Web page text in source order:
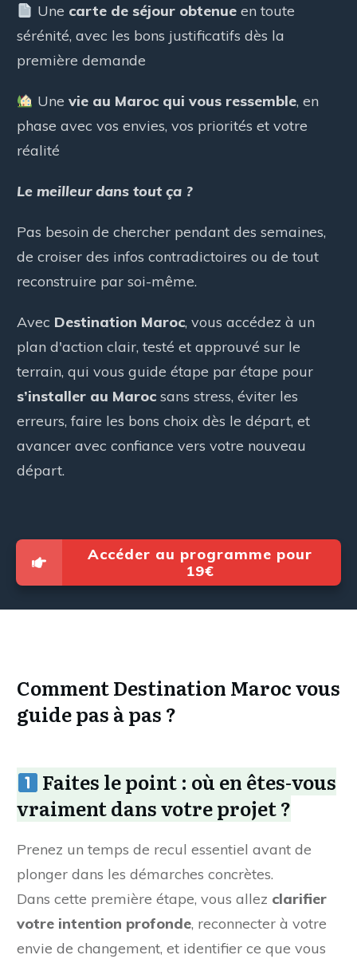
Une carte de séjour obtenueen toute
sérénité, avec les bons justificatifs dès la
première demande
Une vie au Maroc qui vous ressemble, en
phase avec vos envies, vos priorités et votre
réalité
Le meilleur dans tout ça ?
Pas besoin de chercher pendant des semaines,
de croiser des infos contradictoires ou de tout
reconstruire par soi-même.
Avec Destination Maroc, vous accédez à un
plan d'action clair, testé et approuvé sur le
terrain, qui vous guide étape par étape pour
s’installer au Maroc sans stress, éviter les
erreurs, faire les bons choix dès le départ, et
avancer avec confiance vers votre nouveau
départ.
Accéder au programme pour
19€
Comment Destination Maroc vous
guide pas à pas ?
Faites le point : où en êtes-vous
vraiment dans votre projet ?
Prenez un temps de recul essentiel avant de
plonger dans les démarches concrètes.
Dans cette première étape, vous allez clarifier
votre intention profonde, reconnecter à votre
envie de changement, et identifier ce que vous